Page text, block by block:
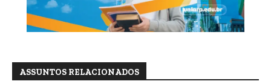
ASSUNTOS RELACIONADOS